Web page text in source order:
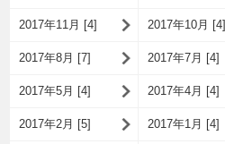
2017年11月 [4] 2017年10月 [4]
2017年8月 [7] 2017年7月 [4]
2017年5月 [4] 2017年4月 [4]
2017年2月 [5] 2017年1月 [4]